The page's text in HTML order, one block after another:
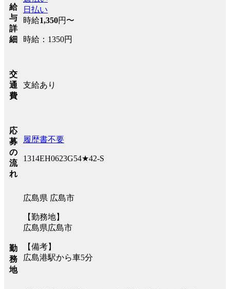
給
与
詳
細
日払い
時給1,350円〜
時給：1350円
交
通
費
支給あり
応
募
の
流
れ
履歴書不要
1314EH0623G54★42-S
勤
務
地
広島県 広島市
【勤務地】
広島県広島市
【備考】
広島港駅から車5分